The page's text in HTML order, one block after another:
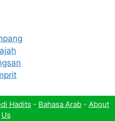
Hadits - Bahasa Arab- About
Us